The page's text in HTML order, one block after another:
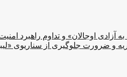
به آزادی اوجالان» و تداوم راهبرد
و ضرورت جلوگیری از سناریوی